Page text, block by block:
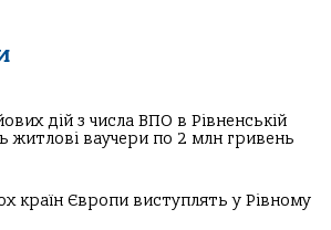
дій з числа ВПО в Рівненській
житлові ваучери по 2 млн гривень
країн Європи виступлять у Рівному